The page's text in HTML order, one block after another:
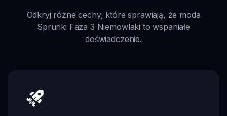
Odkryj różne cechy, które sprawiają, że moda
Sprunki Faza 3 Niemowlaki to wspaniałe
doświadczenie.